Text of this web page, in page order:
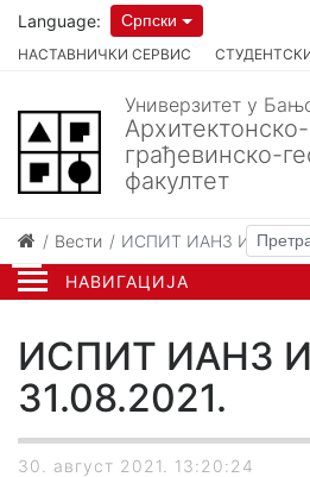
НАВИГАЦИЈА
НАСТАВНИЧКИ СЕРВИС
Language: Српски
Универзитет у
Архитектонско-
грађевинско-
факултет
Вести ИСПИТ ИАН3 ИАН4
ИСПИТ ИАН3
31.08.2021.
30. август 2021. 13:20:24